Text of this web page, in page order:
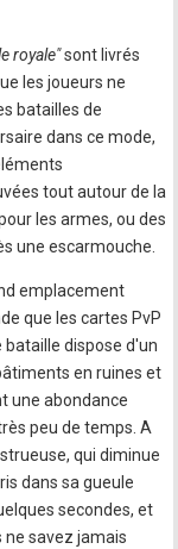
royale"sont livrés
les joueurs ne
batailles de
dans ce mode,
tout autour de la
les armes, ou des
une escarmouche.
emplacement
que les cartes PvP
bataille dispose d'un
en ruines et
une abondance
peu de temps. A
qui diminue
dans sa gueule
secondes, et
savez jamais